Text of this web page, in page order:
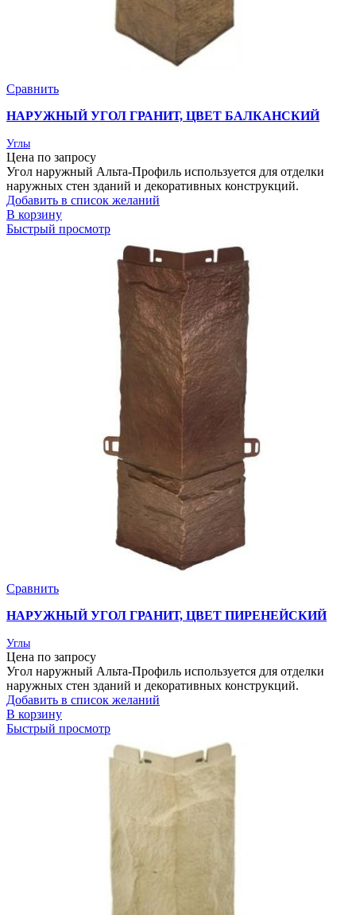
Сравнить
НАРУЖНЫЙ УГОЛ ГРАНИТ, ЦВЕТ БАЛКАНСКИЙ
Углы
Цена по запросу
Угол наружный Альта-Профиль используется для отделки
наружных стен зданий и декоративных конструкций.
Добавить в список желаний
В корзину
Быстрый просмотр
Сравнить
НАРУЖНЫЙ УГОЛ ГРАНИТ, ЦВЕТ ПИРЕНЕЙСКИЙ
Углы
Цена по запросу
Угол наружный Альта-Профиль используется для отделки
наружных стен зданий и декоративных конструкций.
Добавить в список желаний
В корзину
Быстрый просмотр